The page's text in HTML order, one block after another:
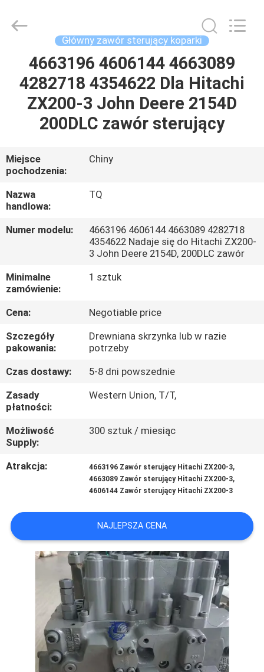
DOM
PRODUKTY
POKAZ
VR
O
WYCIECZKA
PO
FABRYCE
KONTROLA
JAKOŚCI
SKONTAKTUJ
SIĘ
Z
AKTUALNOŚCI
WSZYSTKIE
PRZYPADKI
POPROSIĆ
O
WYCENĘ
Machinery
Główny zawór sterujący koparki
4663196 4606144 4663089
4282718 4354622 Dla Hitachi
ZX200-3 John Deere 2154D
200DLC zawór sterujący
Miejsce
pochodzenia:
Chiny
Nazwa
handlowa:
TQ
Numer modelu:
4663196 4606144 4663089 4282718
4354622 Nadaje się do Hitachi ZX200-
3 John Deere 2154D, 200DLC zawór
Minimalne
zamówienie:
1 sztuk
Cena:
Negotiable price
Szczegóły
pakowania:
Drewniana skrzynka lub w razie
potrzeby
Czas dostawy:
5-8 dni powszednie
Zasady
płatności:
Western Union, T/T,
Możliwość
Supply:
300 sztuk / miesiąc
Atrakcja: 4663196 Zawór sterujący Hitachi ZX200-3,
4663089 Zawór sterujący Hitachi ZX200-3,
4606144 Zawór sterujący Hitachi ZX200-3
NAJLEPSZA CENA